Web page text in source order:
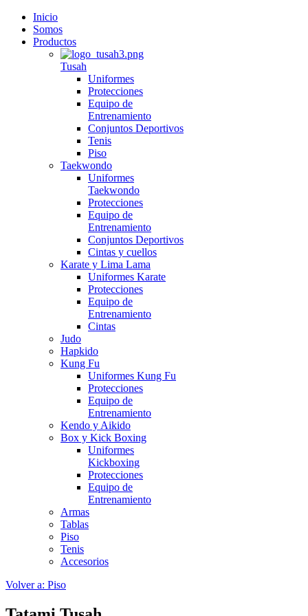
Inicio
Somos
Productos
Tusah
Uniformes
Protecciones
Equipo de
Entrenamiento
Conjuntos Deportivos
Tenis
Piso
Taekwondo
Uniformes
Taekwondo
Protecciones
Equipo de
Entrenamiento
Conjuntos Deportivos
Cintas y cuellos
Karate y Lima Lama
Uniformes Karate
Protecciones
Equipo de
Entrenamiento
Cintas
Judo
Hapkido
Kung Fu
Uniformes Kung Fu
Protecciones
Equipo de
Entrenamiento
Kendo y Aikido
Box y Kick Boxing
Uniformes
Kickboxing
Protecciones
Equipo de
Entrenamiento
Armas
Tablas
Piso
Tenis
Accesorios
Volver a: Piso